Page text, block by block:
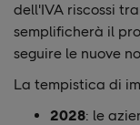
dell'IVA riscossi
semplificherà il
seguire le nuove
La tempistica di
2028: le